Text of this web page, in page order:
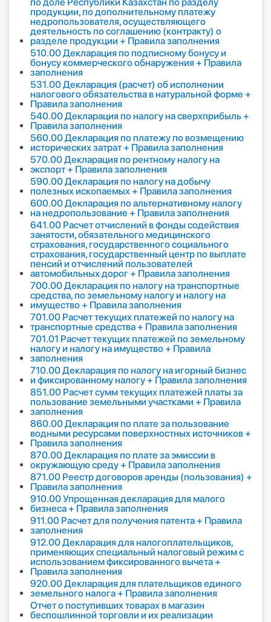
по доле Республики Казахстан по разделу
продукции, по дополнительному платежу
недропользователя, осуществляющего
деятельность по соглашению (контракту) о
разделе продукции + Правила заполнения
510.00 Декларация по подписному бонусу и
бонусу коммерческого обнаружения + Правила
заполнения
531.00 Декларация (расчет) об исполнении
налогового обязательства в натуральной форме +
Правила заполнения
540.00 Декларация по налогу на сверхприбыль +
Правила заполнения
560.00 Декларация по платежу по возмещению
исторических затрат + Правила заполнения
570.00 Декларация по рентному налогу на
экспорт + Правила заполнения
590.00 Декларация по налогу на добычу
полезных ископаемых + Правила заполнения
600.00 Декларация по альтернативному налогу
на недропользование + Правила заполнения
641.00 Расчет отчислений в фонды содействия
занятости, обязательного медицинского
страхования, государственного социального
страхования, государственный центр по выплате
пенсий и отчислений пользователей
автомобильных дорог + Правила заполнения
700.00 Декларация по налогу на транспортные
средства, по земельному налогу и налогу на
имущество + Правила заполнения
701.00 Расчет текущих платежей по налогу на
транспортные средства + Правила заполнения
701.01 Расчет текущих платежей по земельному
налогу и налогу на имущество + Правила
заполнения
710.00 Декларация по налогу на игорный бизнес
и фиксированному налогу + Правила заполнения
851.00 Расчет сумм текущих платежей платы за
пользование земельными участками + Правила
заполнения
860.00 Декларация по плате за пользование
водными ресурсами поверхностных источников +
Правила заполнения
870.00 Декларация по плате за эмиссии в
окружающую среду + Правила заполнения
871.00 Реестр договоров аренды (пользования) +
Правила заполнения
910.00 Упрощенная декларация для малого
бизнеса + Правила заполнения
911.00 Расчет для получения патента + Правила
заполнения
912.00 Декларация для налогоплательщиков,
применяющих специальный налоговый режим с
использованием фиксированного вычета +
Правила заполнения
920.00 Декларация для плательщиков единого
земельного налога + Правила заполнения
Отчет о поступивших товарах в магазин
беспошлинной торговли и их реализации